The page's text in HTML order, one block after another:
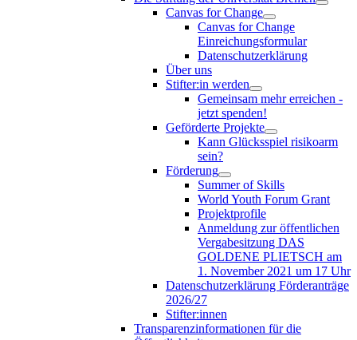
Canvas for Change
Canvas for Change
Einreichungsformular
Datenschutzerklärung
Über uns
Stifter:in werden
Gemeinsam mehr erreichen -
jetzt spenden!
Geförderte Projekte
Kann Glücksspiel risikoarm
sein?
Förderung
Summer of Skills
World Youth Forum Grant
Projektprofile
Anmeldung zur öffentlichen
Vergabesitzung DAS
GOLDENE PLIETSCH am
1. November 2021 um 17 Uhr
Datenschutzerklärung Förderanträge
2026/27
Stifter:innen
Transparenzinformationen für die